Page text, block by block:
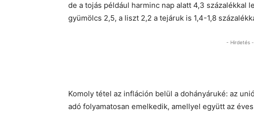
de a tojás például harminc nap alatt 4,3 százalékkal
gyümölcs 2,5, a liszt 2,2 a tejáruk is 1,4-1,8
- Hirdetés -
Komoly tétel az infláción belül a dohányáruké: az
adó folyamatosan emelkedik, amellyel együtt az